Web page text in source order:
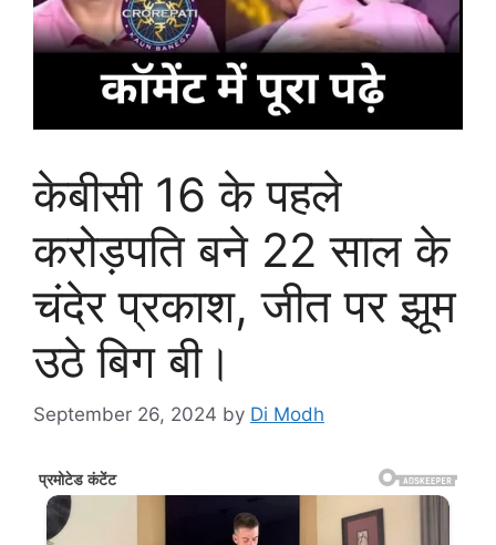
केबीसी 16 के पहले
करोड़पति बने 22 साल के
चंदेर प्रकाश, जीत पर झूम
उठे बिग बी।
September 26, 2024 by Di Modh